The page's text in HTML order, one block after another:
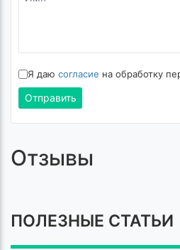
Я даю согласие на обработку
Отправить
Отзывы
ПОЛЕЗНЫЕ СТАТЬИ